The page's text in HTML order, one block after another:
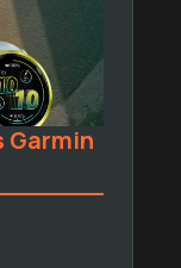
Garmin